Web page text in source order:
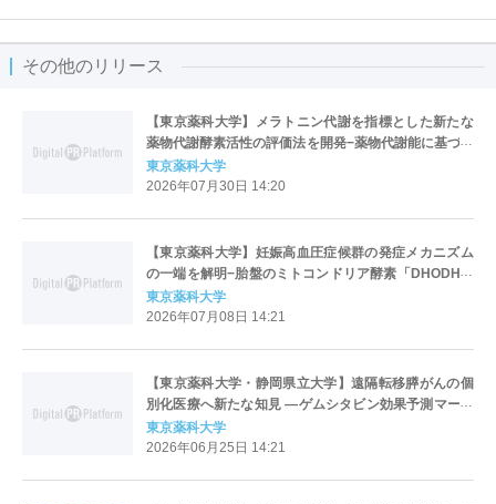
その他のリリース
【東京薬科大学】メラトニン代謝を指標とした新たな
薬物代謝酵素活性の評価法を開発−薬物代謝能に基づく
個別化医療への応用に期待−
東京薬科大学
2026年07月30日 14:20
【東京薬科大学】妊娠高血圧症候群の発症メカニズム
の一端を解明−胎盤のミトコンドリア酵素「DHODH」
の低下が細胞膜をかたくし、胎盤形成に必須の細胞融
合を妨げる−
東京薬科大学
2026年07月08日 14:21
【東京薬科大学・静岡県立大学】遠隔転移膵がんの個
別化医療へ新たな知見 ―ゲムシタビン効果予測マーカ
ー候補を見出した大学・病院連携による多機関共同研
究―
東京薬科大学
2026年06月25日 14:21